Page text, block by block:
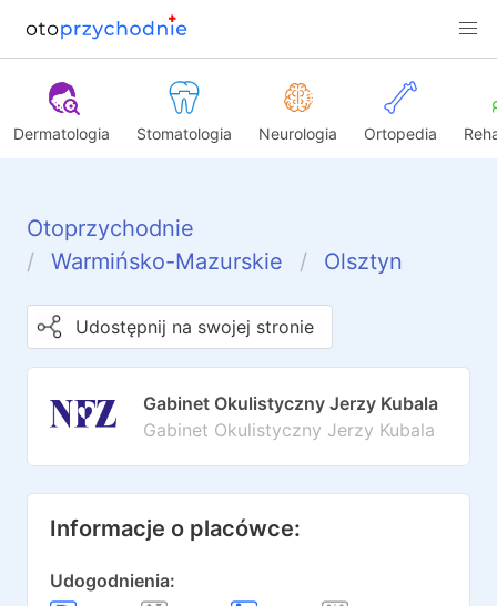
Dermatologia Stomatologia Neurologia Ortopedia
Otoprzychodnie
Warmińsko-Mazurskie
Olsztyn
Udostępnij na swojej stronie
Gabinet Okulistyczny Jerzy Kubala
Gabinet Okulistyczny Jerzy Kubala
Informacje o placówce:
Udogodnienia: